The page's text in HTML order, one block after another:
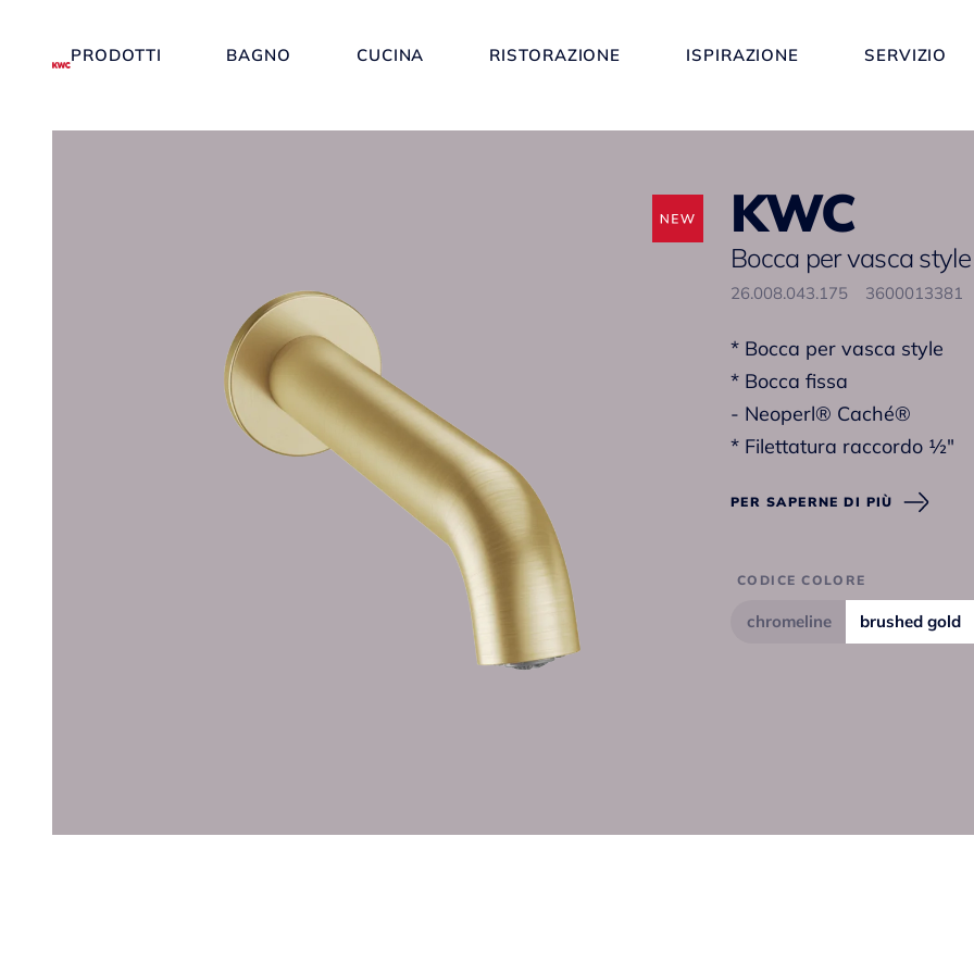
PRODOTTI BAGNO CUCINA RISTORAZIONE ISPIRAZIONE SERVIZIO
KWC
Bocca per vasca style
26.008.043.175 3600013381
* Bocca per vasca style
* Bocca fissa
- Neoperl® Caché®
* Filettatura raccordo ½"
PER SAPERNE DI PIÙ
CODICE COLORE
chromeline brushed gold